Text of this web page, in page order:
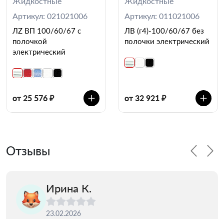
Артикул: 021021006
ЛZ ВП 100/60/67 с
полочкой
электрический
от 25 576 ₽
Артикул: 011021006
ЛВ (г4)-100/60/67 без
полочки электрический
от 32 921 ₽
Отзывы
Ирина К.
23.02.2026